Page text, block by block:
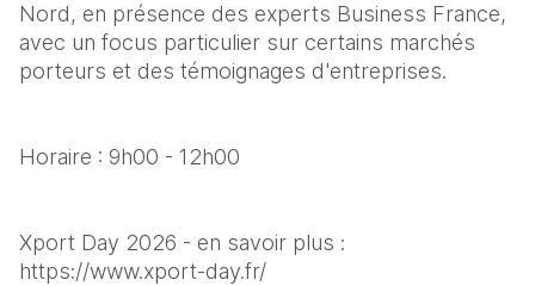
Nord, en présence des experts Business France,
avec un focus particulier sur certains marchés
porteurs et des témoignages d'entreprises.
Horaire : 9h00 - 12h00
Xport Day 2026 - en savoir plus :
https://www.xport-day.fr/